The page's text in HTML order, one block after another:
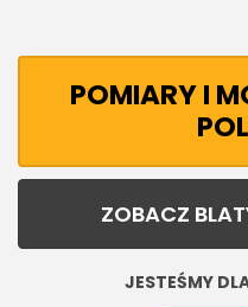
POMIARY I
ZOBACZ
JESTEŚMY